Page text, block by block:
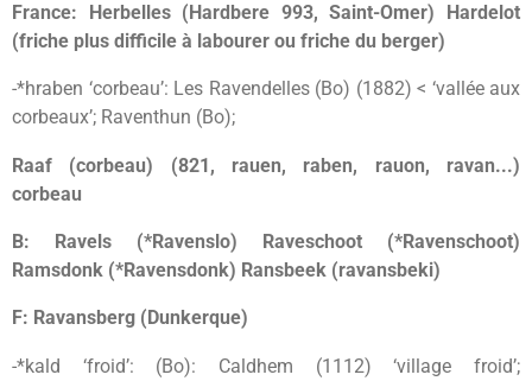
France: Herbelles (Hardbere 993, Saint-Omer) Hardelot
(friche plus difficile à labourer ou friche du berger)
-*hraben ‘corbeau’: Les Ravendelles (Bo) (1882) < ‘vallée aux
corbeaux’; Raventhun (Bo);
Raaf (corbeau) (821, rauen, raben, rauon, ravan...)
corbeau
B: Ravels (*Ravenslo) Raveschoot (*Ravenschoot)
Ramsdonk (*Ravensdonk) Ransbeek (ravansbeki)
F: Ravansberg (Dunkerque)
-*kald ‘froid’: (Bo): Caldhem (1112) ‘village froid’;